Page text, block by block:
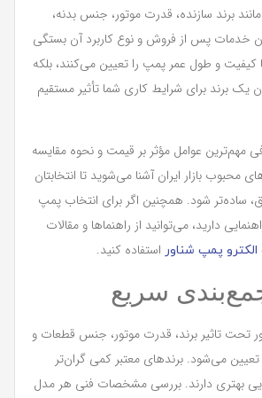
برند سازنده، قدرت موتور، جنس بدنه،
خدمات پس از فروش و نوع کاربرد آن بستگی
کیفیت و طول عمر پمپ را تعیین می‌کنند، بلکه
یک برند برای شرایط کاری شما تأثیر مستقیم
مهم‌ترین عوامل مؤثر بر قیمت و نحوه مقایسه
محبوب بازار ایران آشنا می‌شوید تا انتخابتان
ساده‌تر شود. همچنین اگر برای انتخاب پمپ
دارید، می‌توانید از راهنماها و مقالات
پمپ شناور استفاده کنید.
سریع
تحت تاثیر برند، قدرت موتور، جنس قطعات و
می‌شود. برندهای معتبر کمی گران‌تر
بهتری دارند. بررسی مشخصات فنی هر مدل